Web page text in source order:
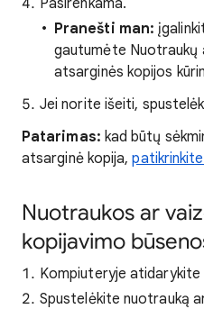
Pasirenkama.
Pranešti man:
gautumėte Nuotraukų
atsarginės kopijos
Jei norite išeiti,
Patarimas: kad būtų
atsarginė kopija,
Nuotraukos ar
kopijavimo
Kompiuteryje atidarykite
Spustelėkite nuotrauką